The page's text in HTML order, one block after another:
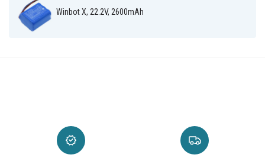
Winbot X, 22.2V, 2600mAh